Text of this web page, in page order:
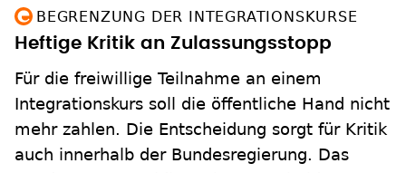
BEGRENZUNG DER INTEGRATIONSKURSE
Heftige Kritik an Zulassungsstopp
Für die freiwillige Teilnahme an einem
Integrationskurs soll die öffentliche Hand nicht
mehr zahlen. Die Entscheidung sorgt für Kritik
auch innerhalb der Bundesregierung. Das